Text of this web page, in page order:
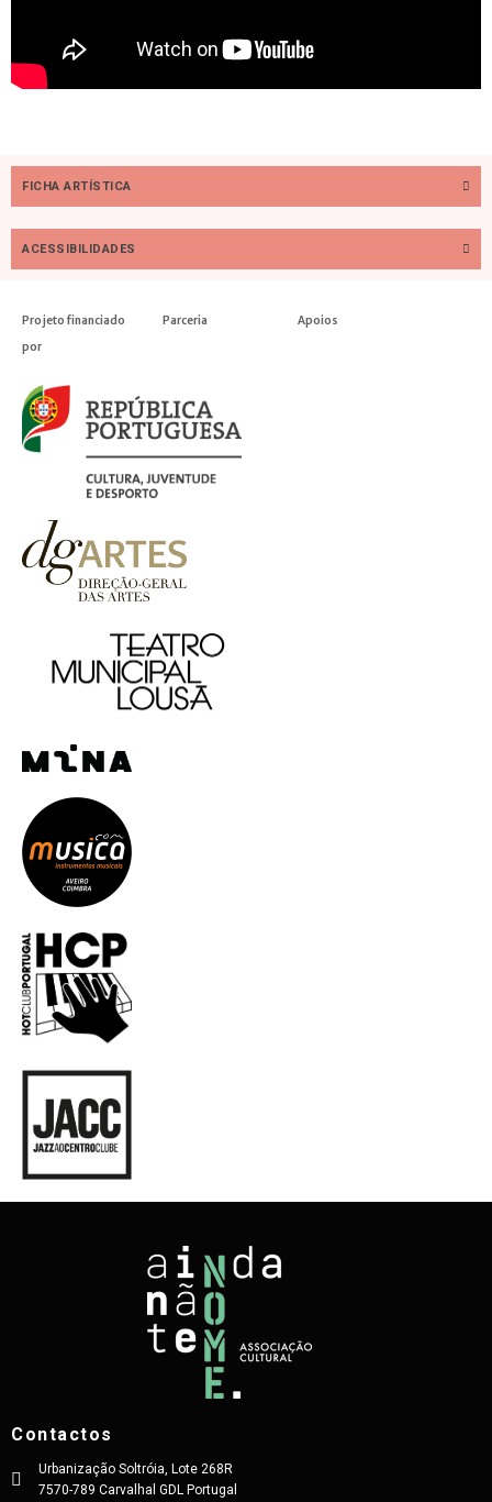
FICHA ARTÍSTICA
ACESSIBILIDADES
Projeto financiado
por
Parceria Apoios
Contactos
Urbanização Soltróia, Lote 268R
7570-789 Carvalhal GDL Portugal